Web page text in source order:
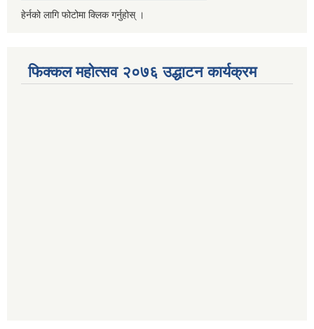
हेर्नको लागि फोटोमा क्लिक गर्नुहोस् ।
फिक्कल महोत्सव २०७६ उद्धाटन कार्यक्रम